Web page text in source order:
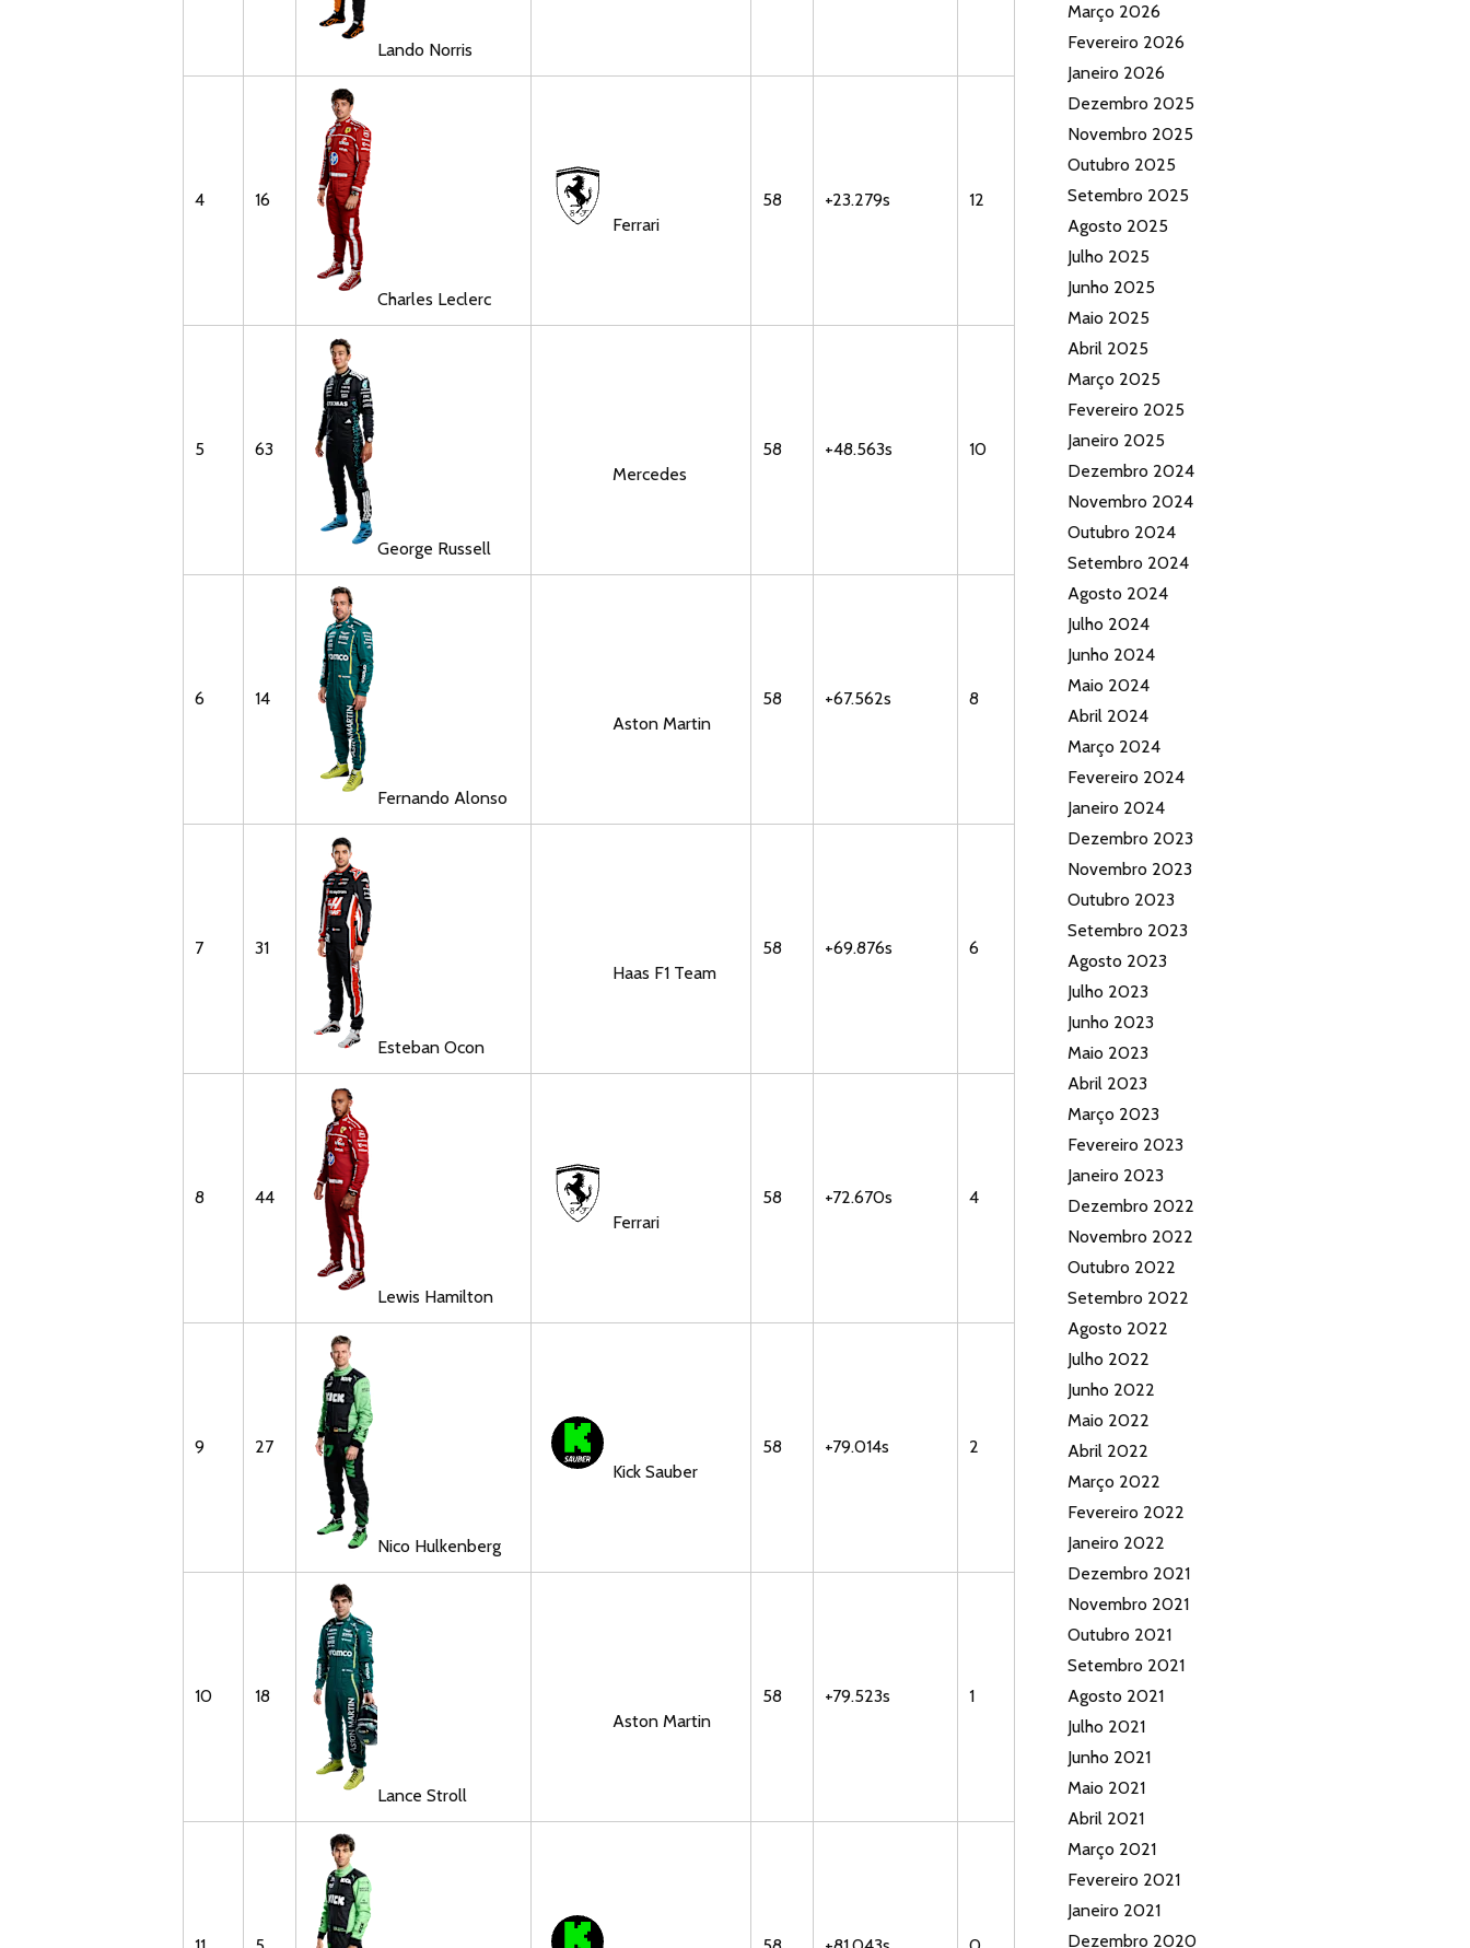
Lando Norris
4 16
Charles Leclerc
Ferrari
58 +23.279s 12
5 63
George Russell
Mercedes
58 +48.563s 10
6 14
Fernando Alonso
Aston Martin
58 +67.562s 8
7 31
Esteban Ocon
Haas F1 Team
58 +69.876s 6
8 44
Lewis Hamilton
Ferrari
58 +72.670s 4
9 27
Nico Hulkenberg
Kick Sauber
58 +79.014s 2
10 18
Lance Stroll
Aston Martin
58 +79.523s 1
Março 2026
Fevereiro 2026
Janeiro 2026
Dezembro 2025
Novembro 2025
Outubro 2025
Setembro 2025
Agosto 2025
Julho 2025
Junho 2025
Maio 2025
Abril 2025
Março 2025
Fevereiro 2025
Janeiro 2025
Dezembro 2024
Novembro 2024
Outubro 2024
Setembro 2024
Agosto 2024
Julho 2024
Junho 2024
Maio 2024
Abril 2024
Março 2024
Fevereiro 2024
Janeiro 2024
Dezembro 2023
Novembro 2023
Outubro 2023
Setembro 2023
Agosto 2023
Julho 2023
Junho 2023
Maio 2023
Abril 2023
Março 2023
Fevereiro 2023
Janeiro 2023
Dezembro 2022
Novembro 2022
Outubro 2022
Setembro 2022
Agosto 2022
Julho 2022
Junho 2022
Maio 2022
Abril 2022
Março 2022
Fevereiro 2022
Janeiro 2022
Dezembro 2021
Novembro 2021
Outubro 2021
Setembro 2021
Agosto 2021
Julho 2021
Junho 2021
Maio 2021
Abril 2021
Março 2021
Fevereiro 2021
Janeiro 2021
Dezembro 2020